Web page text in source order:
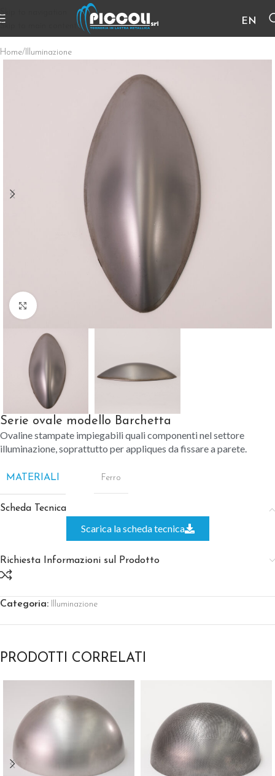
Skip to navigation
EN
Home/Illuminazione
Serie ovale modello Barchetta
Ovaline stampate impiegabili quali componenti nel settore
illuminazione, soprattutto per appliques da fissare a parete.
MATERIALI Ferro
Scheda Tecnica
Scarica la scheda tecnica
Richiesta Informazioni sul Prodotto
Categoria: Illuminazione
PRODOTTI CORRELATI